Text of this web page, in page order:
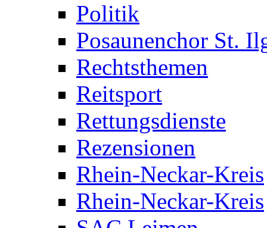
Politik
Posaunenchor St.
Rechtsthemen
Reitsport
Rettungsdienste
Rezensionen
Rhein-Neckar-Kreis
Rhein-Neckar-Kreis